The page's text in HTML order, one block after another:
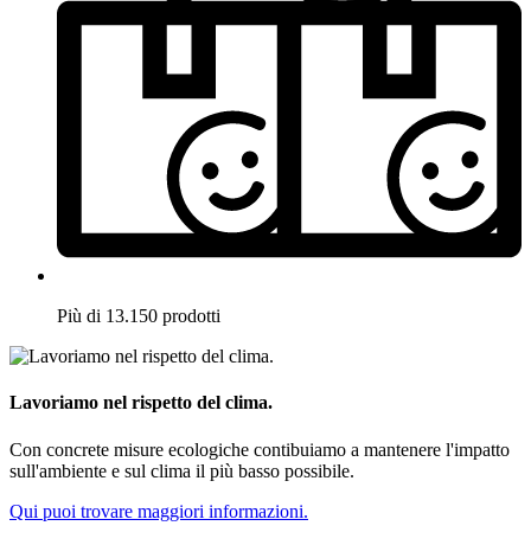
Più di 13.150 prodotti
Lavoriamo nel rispetto del clima.
Con concrete misure ecologiche contibuiamo a mantenere l'impatto
sull'ambiente e sul clima il più basso possibile.
Qui puoi trovare maggiori informazioni.